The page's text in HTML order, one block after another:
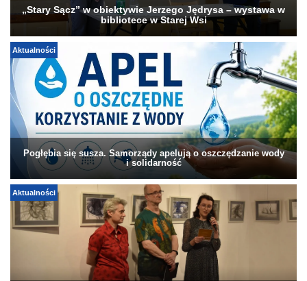
„Stary Sącz” w obiektywie Jerzego Jędrysa – wystawa w
bibliotece w Starej Wsi
Aktualności
Pogłębia się susza. Samorządy apelują o oszczędzanie wody
i solidarność
Aktualności